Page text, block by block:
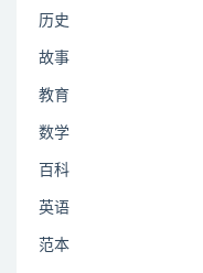
历史
故事
教育
数学
百科
英语
范本